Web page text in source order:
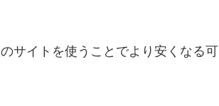
サイトを使うことでより安くなる可